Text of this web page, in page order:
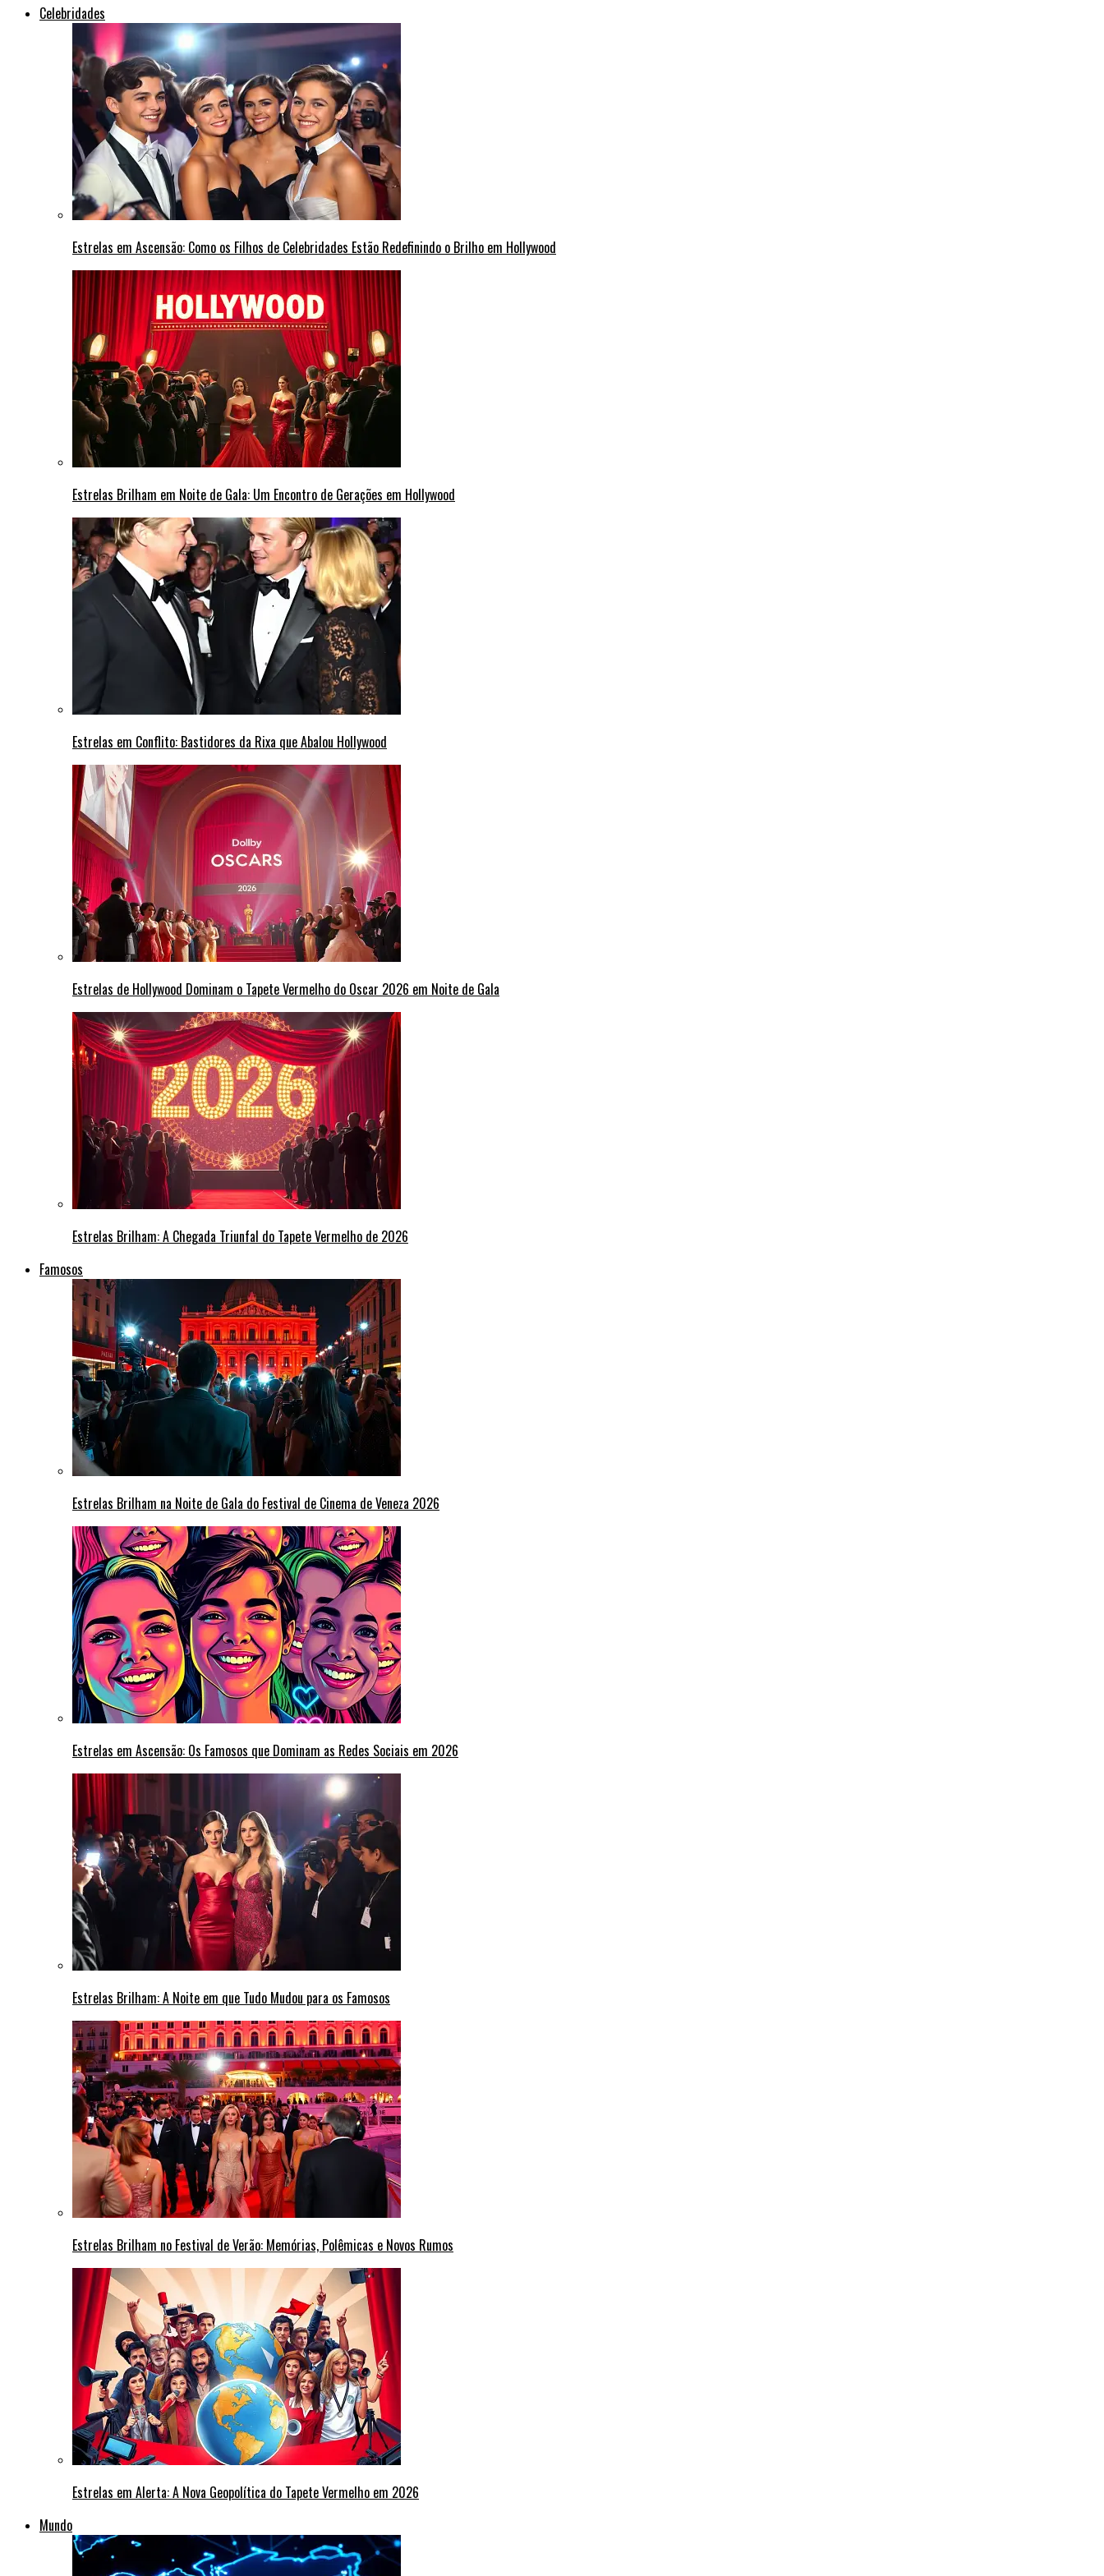
Celebridades
Estrelas em Ascensão: Como os Filhos de Celebridades Estão Redefinindo o Brilho em Hollywood
Estrelas Brilham em Noite de Gala: Um Encontro de Gerações em Hollywood
Estrelas em Conflito: Bastidores da Rixa que Abalou Hollywood
Estrelas de Hollywood Dominam o Tapete Vermelho do Oscar 2026 em Noite de Gala
Estrelas Brilham: A Chegada Triunfal do Tapete Vermelho de 2026
Famosos
Estrelas Brilham na Noite de Gala do Festival de Cinema de Veneza 2026
Estrelas em Ascensão: Os Famosos que Dominam as Redes Sociais em 2026
Estrelas Brilham: A Noite em que Tudo Mudou para os Famosos
Estrelas Brilham no Festival de Verão: Memórias, Polêmicas e Novos Rumos
Estrelas em Alerta: A Nova Geopolítica do Tapete Vermelho em 2026
Mundo